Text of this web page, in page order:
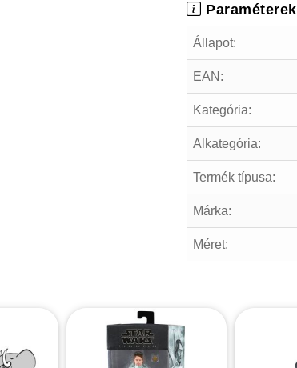
Paraméterek
Állapot:
EAN:
Kategória:
Alkategória:
Termék típusa:
Márka:
Méret: